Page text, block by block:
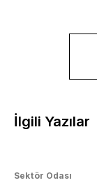
İlgili Yazılar
Sektör Odası